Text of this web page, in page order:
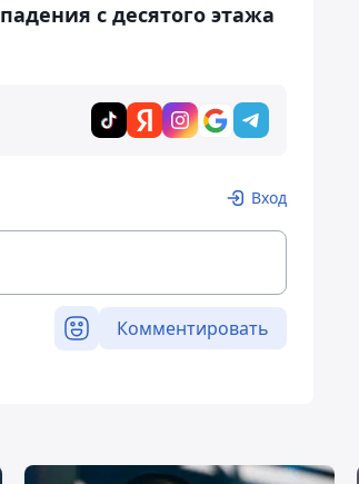
падения с десятого этажа
Вход
Комментировать